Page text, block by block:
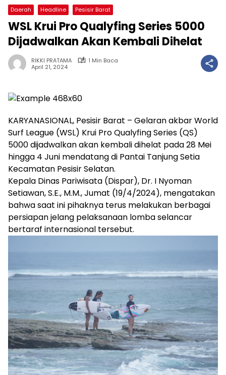
Daerah Headline Pesisir Barat
WSL Krui Pro Qualyfing Series 5000
Dijadwalkan Akan Kembali Dihelat
RIKKI PRATAMA
1 Min Baca
April 21, 2024
KARYANASIONAL, Pesisir Barat – Gelaran akbar World
Surf League (WSL) Krui Pro Qualyfing Series (QS)
5000 dijadwalkan akan kembali dihelat pada 28 Mei
hingga 4 Juni mendatang di Pantai Tanjung Setia
Kecamatan Pesisir Selatan.
Kepala Dinas Pariwisata (Dispar), Dr. I Nyoman
Setiawan, S.E., M.M., Jumat (19/4/2024), mengatakan
bahwa saat ini pihaknya terus melakukan berbagai
persiapan jelang pelaksanaan lomba selancar
bertaraf internasional tersebut.